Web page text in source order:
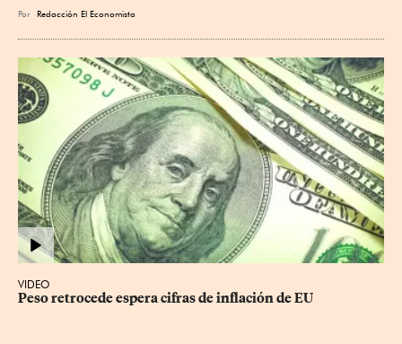
Por Redacción El Economista
VIDEO
Peso retrocede espera cifras de inflación de EU